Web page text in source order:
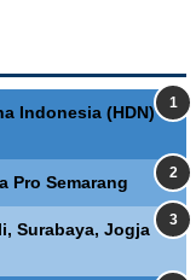
Indonesia (HDN)
Pro Semarang
Surabaya, Jogja